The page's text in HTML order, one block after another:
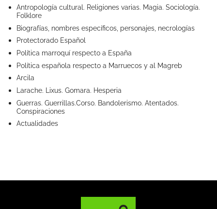
Antropología cultural. Religiones varias. Magia. Sociología.
Folklore
Biografías, nombres específicos, personajes, necrologías
Protectorado Español
Política marroquí respecto a España
Política española respecto a Marruecos y al Magreb
Arcila
Larache. Lixus. Gomara. Hesperia
Guerras. Guerrillas.Corso. Bandolerismo. Atentados.
Conspiraciones
Actualidades